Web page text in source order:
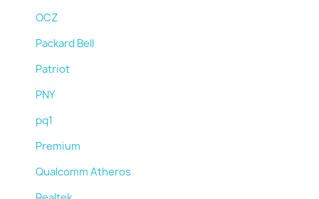
OCZ
Packard Bell
Patriot
PNY
pq1
Premium
Qualcomm Atheros